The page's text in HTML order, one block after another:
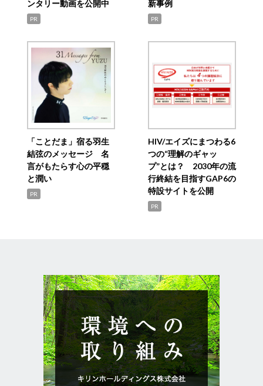
ンタリー動画を公開中
PR
新事例
PR
「ことだま」宿る羽生
結弦のメッセージ 名
言がもたらす心の平穏
と潤い
PR
HIV/エイズにまつわる6
つの“理解のギャッ
プ”とは？ 2030年の流
行終結を目指すGAP6の
特設サイトを公開
PR